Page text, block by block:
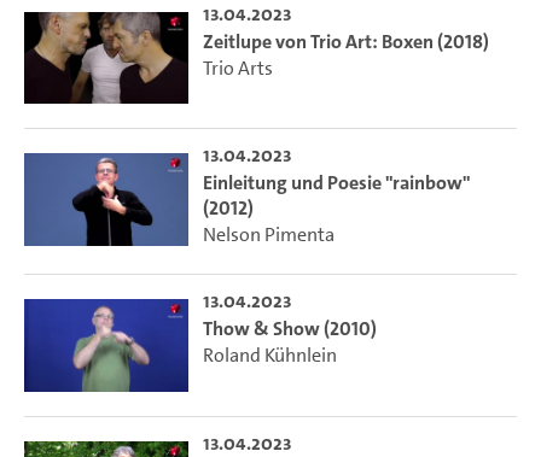
13.04.2023
Zeitlupe von Trio Art: Boxen (2018)
Trio Arts
13.04.2023
Einleitung und Poesie "rainbow"
(2012)
Nelson Pimenta
13.04.2023
Thow & Show (2010)
Roland Kühnlein
13.04.2023